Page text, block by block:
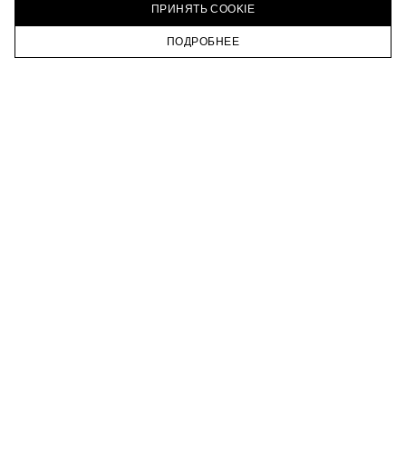
ПРИНЯТЬ COOKIE
ПОДРОБНЕЕ
ГЛАВНАЯ КАТАЛОГ КОРЗИНА ПРОФИЛЬ
ТЕЛЕГРАМ
ПОДПИСАТЬСЯ НА НОВОСТИ